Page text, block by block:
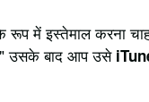
में इस्तेमाल करना
उसके बाद आप उसे